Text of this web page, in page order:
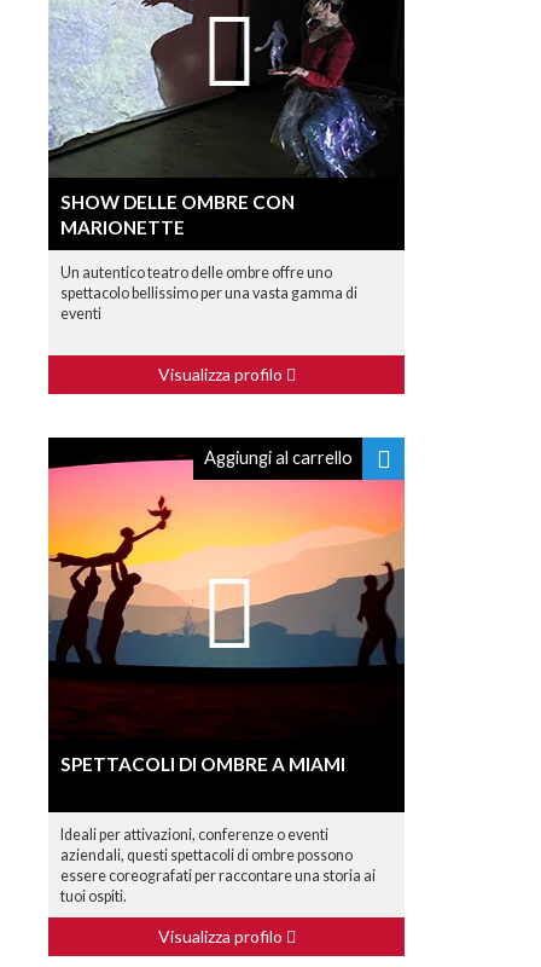
SHOW DELLE OMBRE CON
MARIONETTE
Un autentico teatro delle ombre offre uno
spettacolo bellissimo per una vasta gamma di
eventi
Visualizza profilo
Aggiungi al carrello
SPETTACOLI DI OMBRE A MIAMI
Ideali per attivazioni, conferenze o eventi
aziendali, questi spettacoli di ombre possono
essere coreografati per raccontare una storia ai
tuoi ospiti.
Visualizza profilo